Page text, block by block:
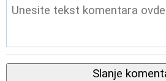
Slanje